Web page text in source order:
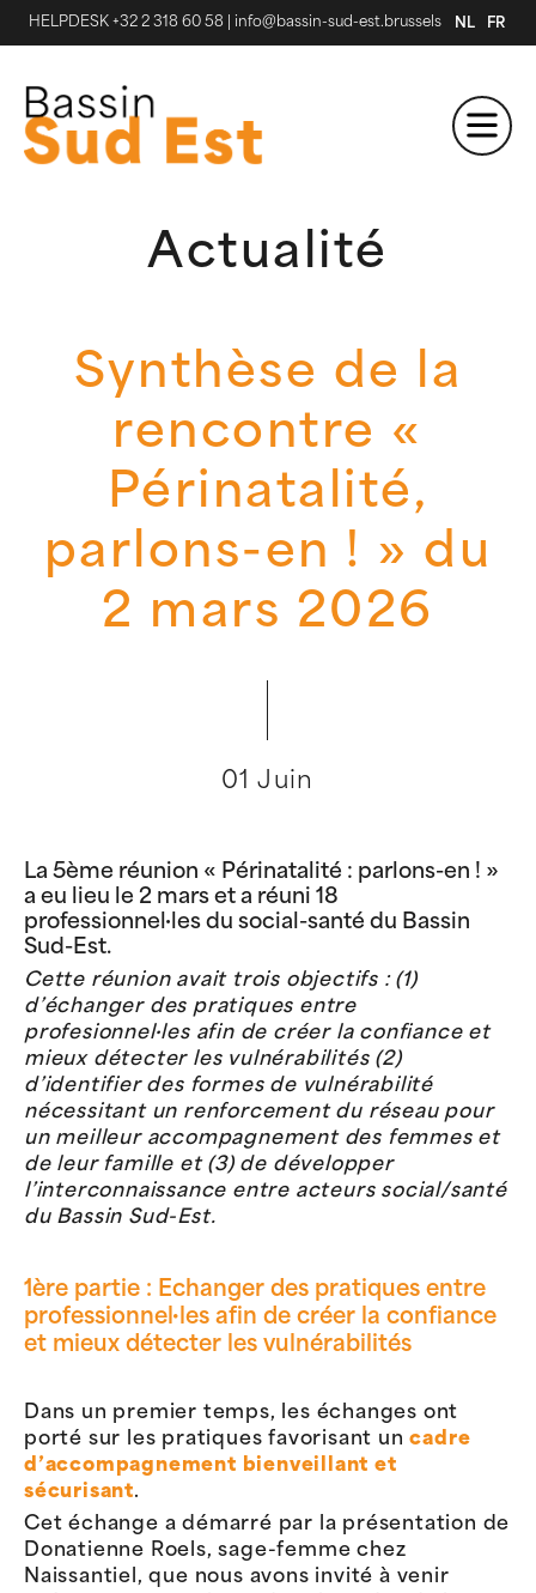
HELPDESK +32 2 318 60 58 info@bassin-sud-est.brussels NL FR
Actualité
Synthèse de la
rencontre «
Périnatalité,
parlons-en ! » du
2 mars 2026
01 Juin
La 5ème réunion « Périnatalité : parlons-en ! »
a eu lieu le 2 mars et a réuni 18
professionnel·les du social-santé du Bassin
Sud-Est.
Cette réunion avait trois objectifs : (1)
d’échanger des pratiques entre
profesionnel·les afin de créer la confiance et
mieux détecter les vulnérabilités (2)
d’identifier des formes de vulnérabilité
nécessitant un renforcement du réseau pour
un meilleur accompagnement des femmes et
de leur famille et (3) de développer
l’interconnaissance entre acteurs social/santé
du Bassin Sud-Est.
1ère partie : Echanger des pratiques entre
professionnel·les afin de créer la confiance
et mieux détecter les vulnérabilités
Dans un premier temps, les échanges ont
porté sur les pratiques favorisant un cadre
d’accompagnement bienveillant et
sécurisant.
Cet échange a démarré par la présentation de
Donatienne Roels, sage-femme chez
Naissantiel, que nous avons invité à venir